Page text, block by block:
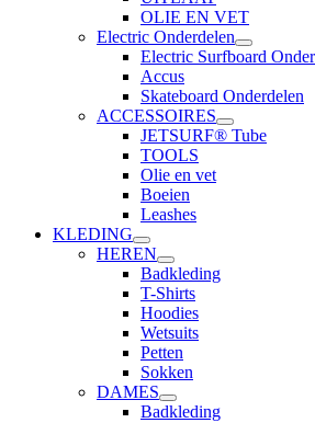
OLIE EN VET
Electric Onderdelen
Electric Surfboard
Accus
Skateboard Onderdelen
ACCESSOIRES
JETSURF® Tube
TOOLS
Olie en vet
Boeien
Leashes
KLEDING
HEREN
Badkleding
T-Shirts
Hoodies
Wetsuits
Petten
Sokken
DAMES
Badkleding